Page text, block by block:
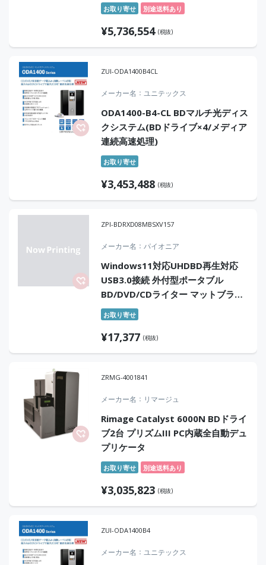
お取り寄せ 別途送料あり
¥5,736,554 (税抜)
ZUI-ODA1400B4CL
メーカー名 ユニテックス
ODA1400-B4-CL BDマルチ光ディス
クシステム(BDドライブ×4/メディア
連続高速処理)
お取り寄せ
¥3,453,488 (税抜)
ZPI-BDRXD08MBSXV157
メーカー名 パイオニア
Windows11対応UHDBD再生対応
USB3.0接続 外付型ポータブル
BD/DVD/CDライター マットブラッ
ク
お取り寄せ
¥17,377 (税抜)
ZRMG-4001841
メーカー名 リマージュ
Rimage Catalyst 6000N BDドライ
ブ2台 プリズムIII PC内蔵全自動デュ
プリケータ
お取り寄せ 別途送料あり
¥3,035,823 (税抜)
ZUI-ODA1400B4
メーカー名 ユニテックス